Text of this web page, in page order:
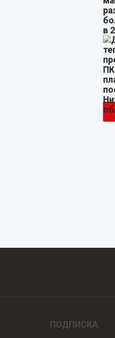
ПОДПИСКА